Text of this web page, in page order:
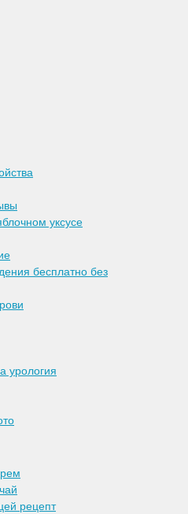
уксусе
бесплатно без
урология
рецепт